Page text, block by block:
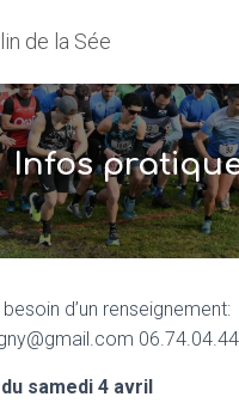
de la Sée
Infos
d’un renseignement:
samedi 4 avril